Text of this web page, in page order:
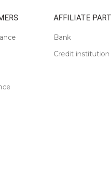
AFFILIATE
Bank
Credit institution